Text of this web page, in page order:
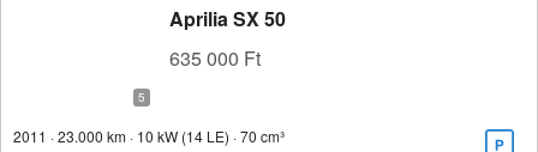
Aprilia SX 50
635 000 Ft
2011 · 23.000 km · 10 kW (14 LE) · 70 cm³